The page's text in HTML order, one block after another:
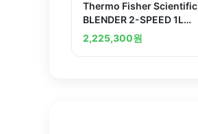
Thermo Fisher Scientific
BLENDER 2-SPEED 1L
GLASS 240V CP0424211
2,225,300원